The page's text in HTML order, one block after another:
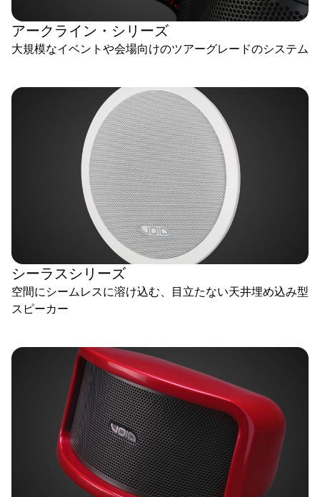
アークライン・シリーズ
大規模なイベントや会場向けのツアーグレードのシステム
シーラスシリーズ
空間にシームレスに溶け込む、目立たない天井埋め込み型
スピーカー